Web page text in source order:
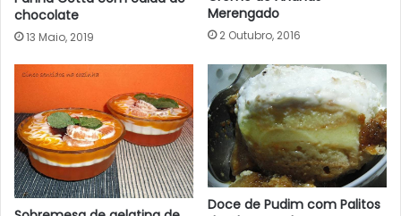
chocolate
13 Maio, 2019
Merengado
2 Outubro, 2016
Doce de Pudim com Palitos